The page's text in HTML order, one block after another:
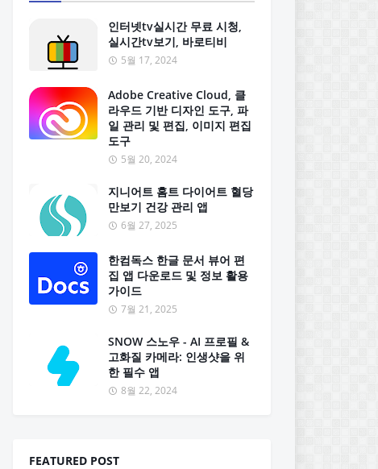
인터넷tv실시간 무료 시청,
실시간tv보기, 바로티비
5월 17, 2024
Adobe Creative Cloud, 클
라우드 기반 디자인 도구, 파
일 관리 및 편집, 이미지 편집
도구
5월 20, 2024
지니어트 홈트 다이어트 혈당
만보기 건강 관리 앱
6월 27, 2025
한컴독스 한글 문서 뷰어 편
집 앱 다운로드 및 정보 활용
가이드
7월 21, 2025
SNOW 스노우 - AI 프로필 &
고화질 카메라: 인생샷을 위
한 필수 앱
8월 22, 2024
FEATURED POST